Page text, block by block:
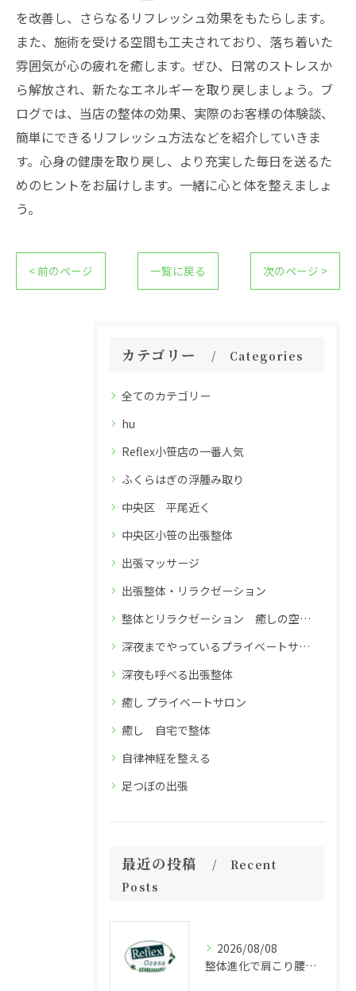
を改善し、さらなるリフレッシュ効果をもたらします。
また、施術を受ける空間も工夫されており、落ち着いた
雰囲気が心の疲れを癒します。ぜひ、日常のストレスか
ら解放され、新たなエネルギーを取り戻しましょう。ブ
ログでは、当店の整体の効果、実際のお客様の体験談、
簡単にできるリフレッシュ方法などを紹介していきま
す。心身の健康を取り戻し、より充実した毎日を送るた
めのヒントをお届けします。一緒に心と体を整えましょ
う。
< 前のページ 一覧に戻る 次のページ >
カテゴリー Categories
全てのカテゴリー
hu
Reflex小笹店の一番人気
ふくらはぎの浮腫み取り
中央区 平尾近く
中央区小笹の出張整体
出張マッサージ
出張整体・リラクゼーション
整体とリラクゼーション 癒しの空間 深夜26時までのReflex小笹店
深夜までやっているプライベートサロン
深夜も呼べる出張整体
癒し プライベートサロン
癒し 自宅で整体
自律神経を整える
足つぼの出張
最近の投稿
Recent
Posts
2026/08/08
整体進化で肩こり腰痛や姿勢がどう変わるか通院とセルフケアの現実的な成果と判断基準